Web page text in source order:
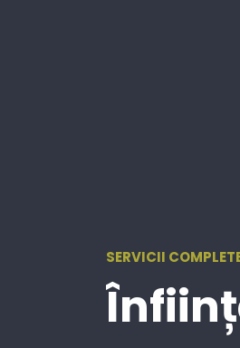
SERVICII